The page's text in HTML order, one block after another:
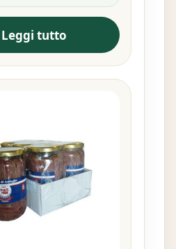
Leggi tutto